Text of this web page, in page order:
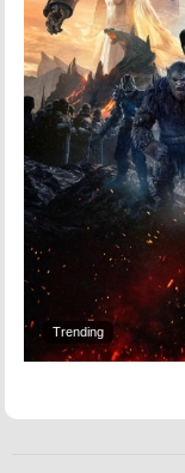
Trending